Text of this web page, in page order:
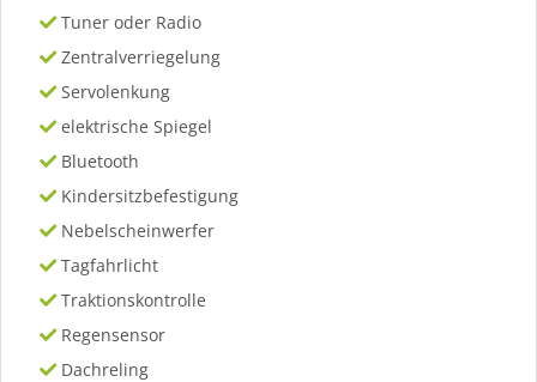
Tuner oder Radio
Zentralverriegelung
Servolenkung
elektrische Spiegel
Bluetooth
Kindersitzbefestigung
Nebelscheinwerfer
Tagfahrlicht
Traktionskontrolle
Regensensor
Dachreling